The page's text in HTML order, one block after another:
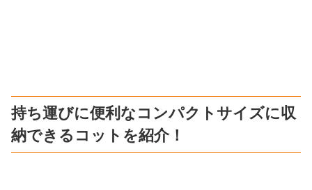
持ち運びに便利なコンパクトサイズに収
納できるコットを紹介！